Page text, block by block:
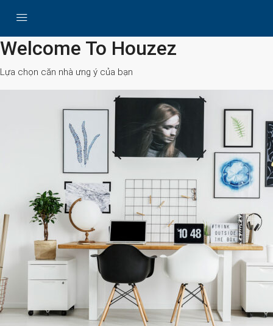
Search
Welcome To Houzez
Lựa chọn căn nhà ưng ý của bạn